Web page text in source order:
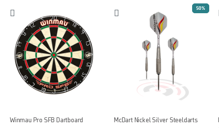
Winmau Pro SFB Dartboard
50%
McDart Nickel Silver Steeldarts